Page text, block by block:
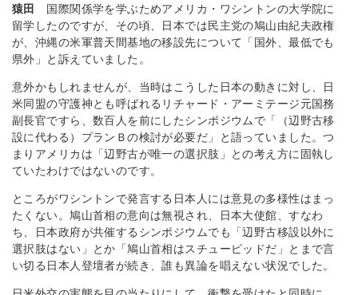
猿田
国際関係学を学ぶためアメリカ・ワシントンの大学院に
留学したのですが、その頃、日本では民主党の鳩山由紀夫政権
が、沖縄の米軍普天間基地の移設先について「国外、最低でも
県外」と訴えていました。
意外かもしれませんが、当時はこうした日本の動きに対し、日
米同盟の守護神とも呼ばれるリチャード・アーミテージ元国務
副長官ですら、数百人を前にしたシンポジウムで「（辺野古移
設に代わる）プランＢの検討が必要だ」と語っていました。つ
まりアメリカは「辺野古が唯一の選択肢」との考え方に固執し
ていたわけではないのです。
ところがワシントンで発言する日本人には意見の多様性はまっ
たくない。鳩山首相の意向は無視され、日本大使館、すなわ
ち、日本政府が共催するシンポジウムでも「辺野古移設以外に
選択肢はない」とか「鳩山首相はスチューピッドだ」とまで言
い切る日本人登壇者が続き、誰も異論を唱えない状況でした。